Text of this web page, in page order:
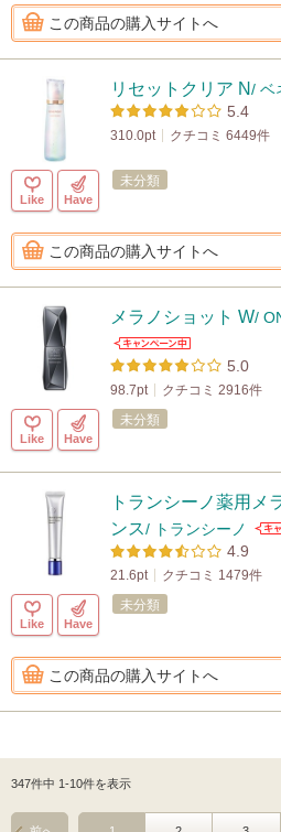
この商品の購入サイトへ
リセットクリア N/ ベ
5.4
310.0pt クチコミ 6449件
Like Have
未分類
この商品の購入サイトへ
メラノショット W/
5.0
98.7pt クチコミ 2916件
Like Have
未分類
トランシーノ薬用メ
ンス/ トランシーノ
4.9
21.6pt クチコミ 1479件
Like Have
未分類
この商品の購入サイトへ
347件中 1-10件を表示